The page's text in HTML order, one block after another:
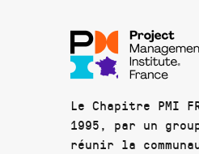
Le Chapitre PMI
1995, par un
réunir la